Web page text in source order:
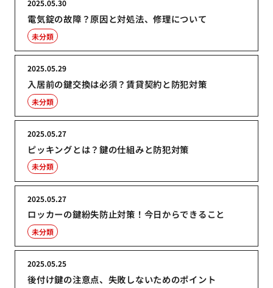
電気錠の故障？原因と対処法、修理について
2025.05.30
未分類
入居前の鍵交換は必須？賃貸契約と防犯対策
2025.05.29
未分類
ピッキングとは？鍵の仕組みと防犯対策
2025.05.27
未分類
ロッカーの鍵紛失防止対策！今日からできること
2025.05.27
未分類
後付け鍵の注意点、失敗しないためのポイント
2025.05.25